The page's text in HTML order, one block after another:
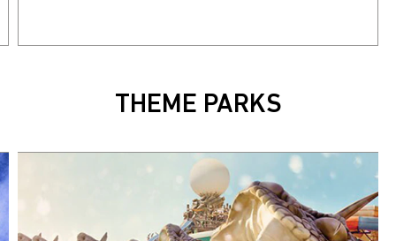
THEME PARKS